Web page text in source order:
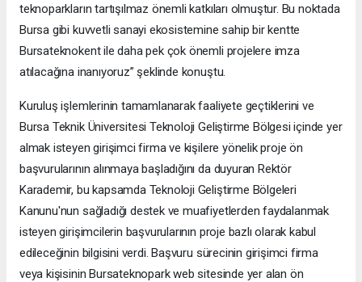
teknoparkların tartışılmaz önemli katkıları olmuştur. Bu noktada
Bursa gibi kuvvetli sanayi ekosistemine sahip bir kentte
Bursateknokent ile daha pek çok önemli projelere imza
atılacağına inanıyoruz” şeklinde konuştu.
Kuruluş işlemlerinin tamamlanarak faaliyete geçtiklerini ve
Bursa Teknik Üniversitesi Teknoloji Geliştirme Bölgesi içinde yer
almak isteyen girişimci firma ve kişilere yönelik proje ön
başvurularının alınmaya başladığını da duyuran Rektör
Karademir, bu kapsamda Teknoloji Geliştirme Bölgeleri
Kanunu'nun sağladığı destek ve muafiyetlerden faydalanmak
isteyen girişimcilerin başvurularının proje bazlı olarak kabul
edileceğinin bilgisini verdi. Başvuru sürecinin girişimci firma
veya kişisinin Bursateknopark web sitesinde yer alan ön